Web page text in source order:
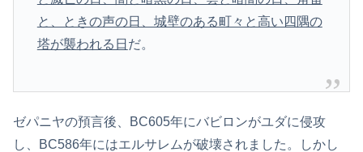
と、ときの声の日、城壁のある町々と高い四隅の
塔が襲われる日 だ。
ゼパニヤの預言後、BC605年にバビロンがユダに侵攻
し、BC586年にはエルサレムが破壊されました。しかし